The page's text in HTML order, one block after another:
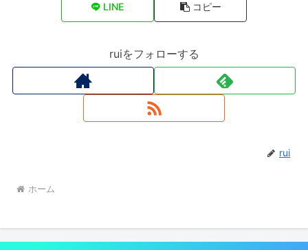
LINE コピー
ruiをフォローする
rui
ホーム